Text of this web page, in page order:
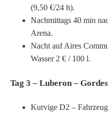
(9,50 €/24 h).
Nachmittags 40 min
Arena.
Nacht auf Aires
Wasser 2 € / 100 l.
Tag 3 – Luberon –
Kurvige D2 –